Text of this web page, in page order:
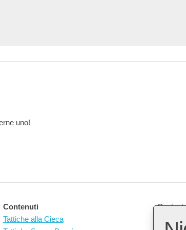
uno!
Contenuti
Tattiche alla Cieca
Contact